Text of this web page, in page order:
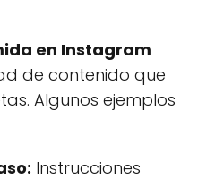
en Instagram
de contenido que
Algunos ejemplos
Instrucciones